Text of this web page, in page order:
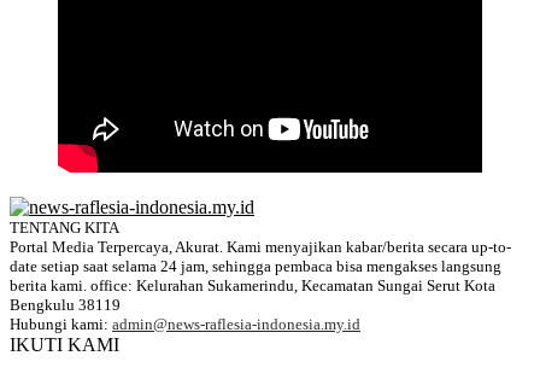
TENTANG KITA
Portal Media Terpercaya, Akurat. Kami menyajikan kabar/berita secara up-to-
date setiap saat selama 24 jam, sehingga pembaca bisa mengakses langsung
berita kami. office: Kelurahan Sukamerindu, Kecamatan Sungai Serut Kota
Bengkulu 38119
Hubungi kami: admin@news-raflesia-indonesia.my.id
IKUTI KAMI